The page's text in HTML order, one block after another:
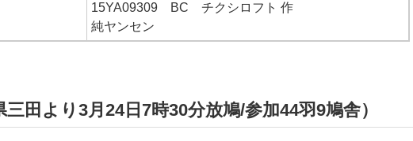
15YA09309 BC チクシロフト 作
純ヤンセン
田より3月24日7時30分放鳩/参加44羽9鳩舎）